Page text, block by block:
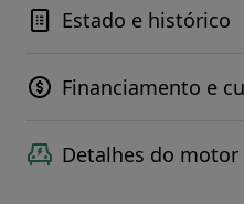
Estado e histórico
Financiamento e
Detalhes do